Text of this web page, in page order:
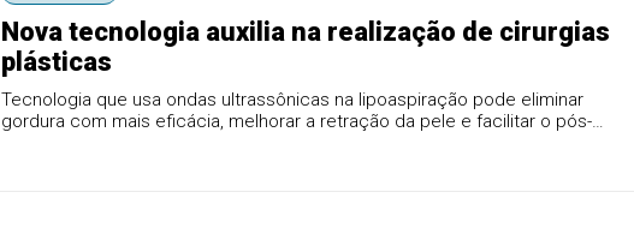
Nova tecnologia auxilia na realização de cirurgias
plásticas
Tecnologia que usa ondas ultrassônicas na lipoaspiração pode eliminar
gordura com mais eficácia, melhorar a retração da pele e facilitar o pós-